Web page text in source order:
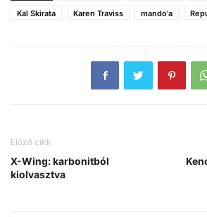
Kal Skirata
Karen Traviss mando'a
Előző cikk
X-Wing: karbonitból
kiolvasztva